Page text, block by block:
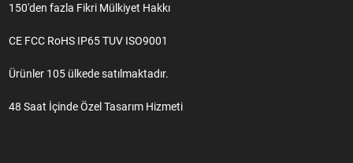
150'den fazla Fikri Mülkiyet Hakkı
CE FCC RoHS IP65 TUV ISO9001
Ürünler 105 ülkede satılmaktadır.
48 Saat İçinde Özel Tasarım Hizmeti